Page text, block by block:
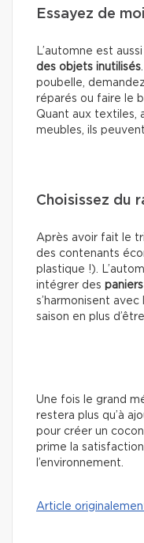
Essayez de
L’automne est
des objets inutilisés
poubelle,
réparés ou faire le
Quant aux textiles,
meubles, ils
Choisissez du
Après avoir fait le
des contenants
plastique !).
intégrer des
s’harmonisent
saison en plus
Une fois le grand
restera plus qu’à
pour créer un
prime la
l’environnement.
Article